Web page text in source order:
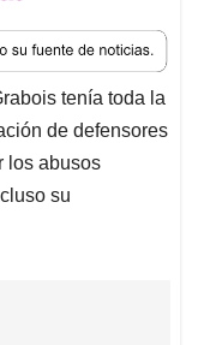
tenía toda la
de defensores
los abusos
su